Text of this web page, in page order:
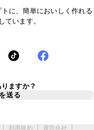
に、簡単においしく作れる
ています。
ますか？
送る
利用規約 運営会社